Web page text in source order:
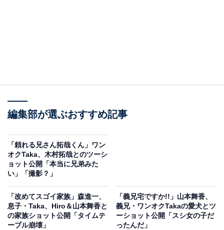
編集部が選ぶおすすめ記事
「頼れる兄さん拓哉くん」ワン
オクTaka、木村拓哉とのツーシ
ョット公開「本当に兄弟みた
い」「撮影？」
「改めてスゴイ家族」森進一、
息子・Taka、Hiro＆山本舞香と
の家族ショット公開「タイムテ
ーブル崩壊」
「義兄宅ですか!!」山本舞香、
義兄・ワンオクTakaの愛犬とツ
ーショット公開「スシ女の子だ
ったんだ」